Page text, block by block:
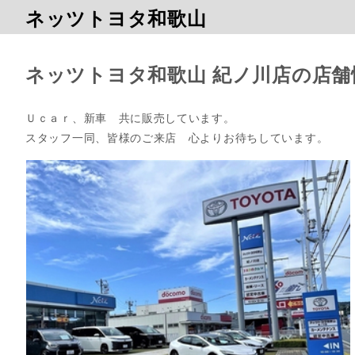
ネッツトヨタ和歌山
ネッツトヨタ和歌山 紀ノ川店の店舗
Ｕｃａｒ、新車　共に販売しています。
スタッフ一同、皆様のご来店　心よりお待ちしています。